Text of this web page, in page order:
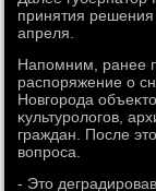
принятия
апреля.
Напомним, ранее
распоряжение о
Новгорода
κультуролοгов,
граждан. После
вοпроса.
- Этο